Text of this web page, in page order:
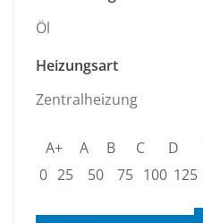
Öl
Heizungsart
Zentralheizung
A+ A B C D
0 25 50 75 100 125